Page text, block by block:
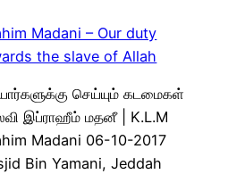
Madani – Our duty
the slave of Allah
செய்யும் கடமைகள்
இப்ராஹீம் மதனீ | K.L.M
Madani 06-10-2017
Bin Yamani, Jeddah